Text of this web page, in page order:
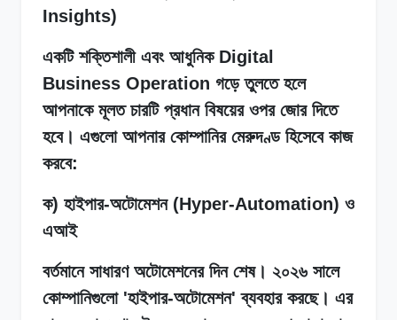
Insights)
একটি শক্তিশালী এবং আধুনিক Digital
Business Operation গড়ে তুলতে হলে
আপনাকে মূলত চারটি প্রধান বিষয়ের ওপর জোর দিতে
হবে। এগুলো আপনার কোম্পানির মেরুদণ্ড হিসেবে কাজ
করবে:
ক) হাইপার-অটোমেশন (Hyper-Automation) ও
এআই
বর্তমানে সাধারণ অটোমেশনের দিন শেষ। ২০২৬ সালে
কোম্পানিগুলো 'হাইপার-অটোমেশন' ব্যবহার করছে। এর